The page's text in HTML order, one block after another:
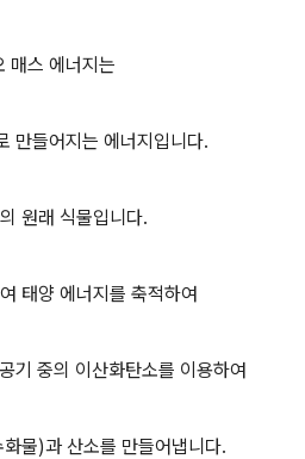
매스 에너지는
만들어지는 에너지입니다.
원래 식물입니다.
태양 에너지를 축적하여
기 중의 이산화탄소를 이용하여
물)과 산소를 ​​만들어냅니다.